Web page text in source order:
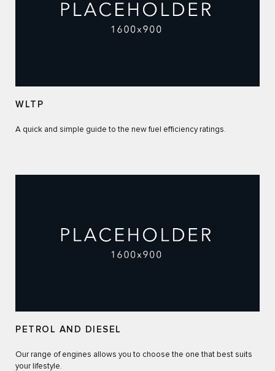
WLTP
A quick and simple guide to the new fuel efficiency ratings.
PETROL AND DIESEL
Our range of engines allows you to choose the one that best suits
your lifestyle.